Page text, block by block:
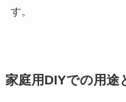
す。
家庭用DIYでの用途